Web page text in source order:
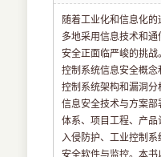
随着工业化和信息化
多地采用信息技术和
安全正面临严峻的挑
控制系统信息安全概
控制系统架构和漏洞
信息安全技术与方案
体系、项目工程、产
入侵防护、工业控制